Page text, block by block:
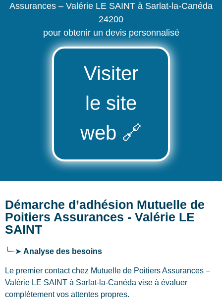
Assurances – Valérie LE SAINT à Sarlat-la-Canéda
24200
pour obtenir un devis personnalisé
Visiter
le site
web 🔗
Démarche d’adhésion Mutuelle de
Poitiers Assurances - Valérie LE
SAINT
╰┈➤ Analyse des besoins
Le premier contact chez Mutuelle de Poitiers Assurances –
Valérie LE SAINT à Sarlat-la-Canéda vise à évaluer
complètement vos attentes propres.